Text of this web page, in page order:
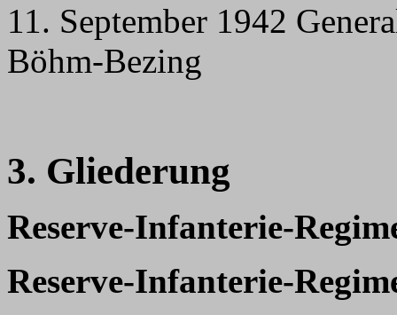
11. September 1942
Böhm-Bezing
3. Gliederung
Reserve-Infanterie-
Reserve-Infanterie-